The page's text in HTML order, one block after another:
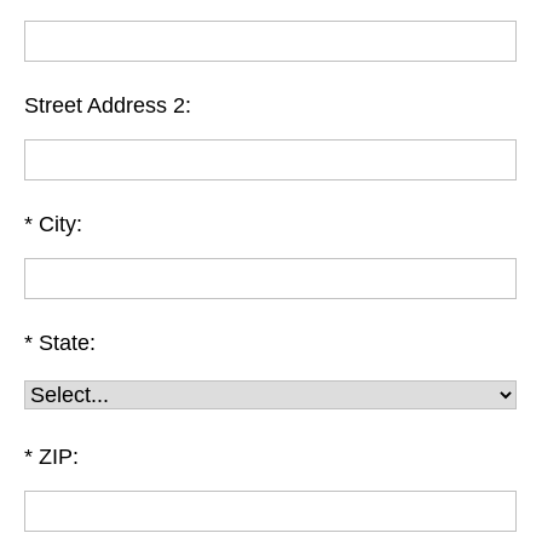
Street Address 2:
City:
State:
ZIP: